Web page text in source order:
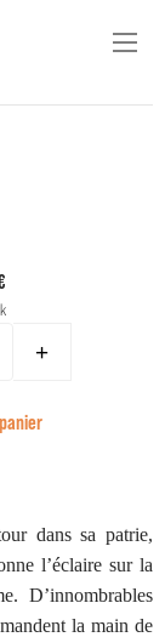
+
dans sa patrie,
l’éclaire sur la
D’innombrables
la main de